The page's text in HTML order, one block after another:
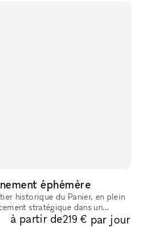
éphémère
historique du Panier, en plein
stratégique dans un
idéal pour une bout
à partir de219 € par jour